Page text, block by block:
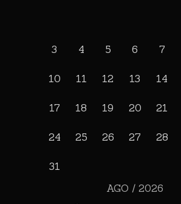
3 4 5 6 7
10 11 12 13 14
17 18 19 20 21
24 25 26 27 28
31
AGO / 2026